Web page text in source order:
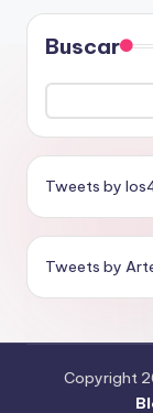
Buscar
Tweets by
Tweets by
Copyright